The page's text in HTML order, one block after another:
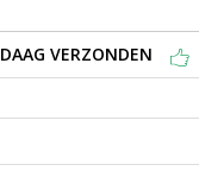
VERZONDEN